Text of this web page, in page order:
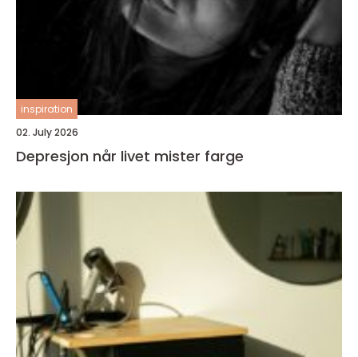
inspiration
02. July 2026
Depresjon når livet mister farge